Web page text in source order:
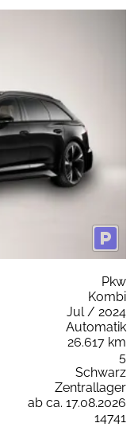
Pkw
Kombi
Jul / 2024
Automatik
26.617 km
5
Schwarz
Zentrallager
ab ca. 17.08.2026
14741